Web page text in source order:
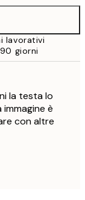
32,45 €
lavorativi
giorni
la testa lo
è
con altre